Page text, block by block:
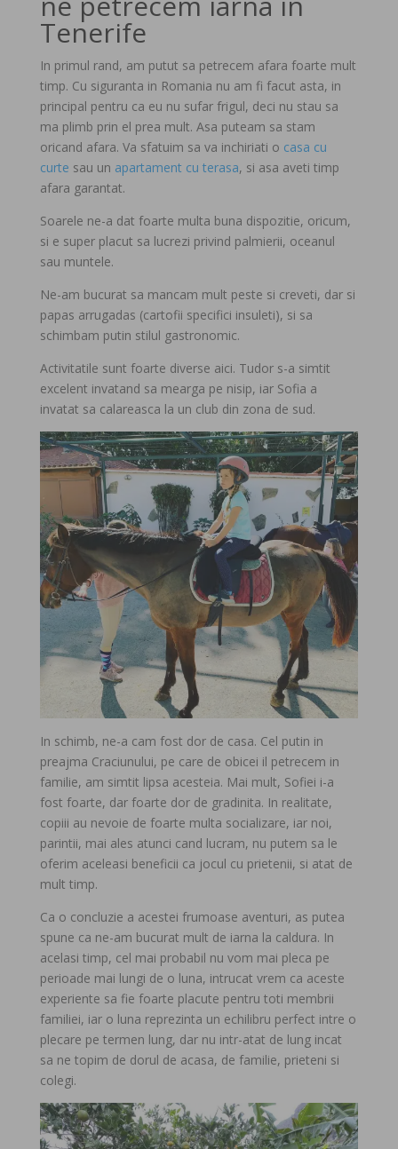
Tenerife
In primul rand, am putut sa petrecem afara foarte mult
timp. Cu siguranta in Romania nu am fi facut asta, in
principal pentru ca eu nu sufar frigul, deci nu stau sa
ma plimb prin el prea mult. Asa puteam sa stam
oricand afara. Va sfatuim sa va inchiriati o casa cu
curte sau un apartament cu terasa, si asa aveti timp
afara garantat.
Soarele ne-a dat foarte multa buna dispozitie, oricum,
si e super placut sa lucrezi privind palmierii, oceanul
sau muntele.
Ne-am bucurat sa mancam mult peste si creveti, dar si
papas arrugadas (cartofii specifici insuleti), si sa
schimbam putin stilul gastronomic.
Activitatile sunt foarte diverse aici. Tudor s-a simtit
excelent invatand sa mearga pe nisip, iar Sofia a
invatat sa calareasca la un club din zona de sud.
In schimb, ne-a cam fost dor de casa. Cel putin in
preajma Craciunului, pe care de obicei il petrecem in
familie, am simtit lipsa acesteia. Mai mult, Sofiei i-a
fost foarte, dar foarte dor de gradinita. In realitate,
copiii au nevoie de foarte multa socializare, iar noi,
parintii, mai ales atunci cand lucram, nu putem sa le
oferim aceleasi beneficii ca jocul cu prietenii, si atat de
mult timp.
Ca o concluzie a acestei frumoase aventuri, as putea
spune ca ne-am bucurat mult de iarna la caldura. In
acelasi timp, cel mai probabil nu vom mai pleca pe
perioade mai lungi de o luna, intrucat vrem ca aceste
experiente sa fie foarte placute pentru toti membrii
familiei, iar o luna reprezinta un echilibru perfect intre o
plecare pe termen lung, dar nu intr-atat de lung incat
sa ne topim de dorul de acasa, de familie, prieteni si
colegi.